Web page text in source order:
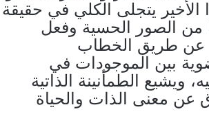
يتجلى الكلي في حقيقة
من الصور الحسية وفعل
عن طريق الخطاب
بين الموجودات في
ويشيع الطمأنينة الذاتية
عن معنى الذات والحياة